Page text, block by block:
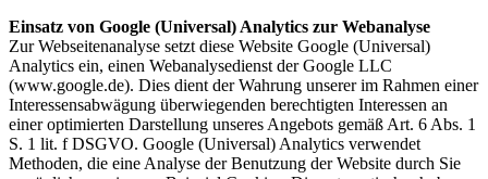
Einsatz von Google (Universal) Analytics zur Webanalyse
Zur Webseitenanalyse setzt diese Website Google (Universal)
Analytics ein, einen Webanalysedienst der Google LLC
(www.google.de). Dies dient der Wahrung unserer im Rahmen einer
Interessensabwägung überwiegenden berechtigten Interessen an
einer optimierten Darstellung unseres Angebots gemäß Art. 6 Abs. 1
S. 1 lit. f DSGVO. Google (Universal) Analytics verwendet
Methoden, die eine Analyse der Benutzung der Website durch Sie